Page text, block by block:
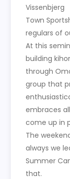
Vissenbjerg
Town
regulars of
At this
building
through
group that
embraces
come up in
The
always we
Summer
that.